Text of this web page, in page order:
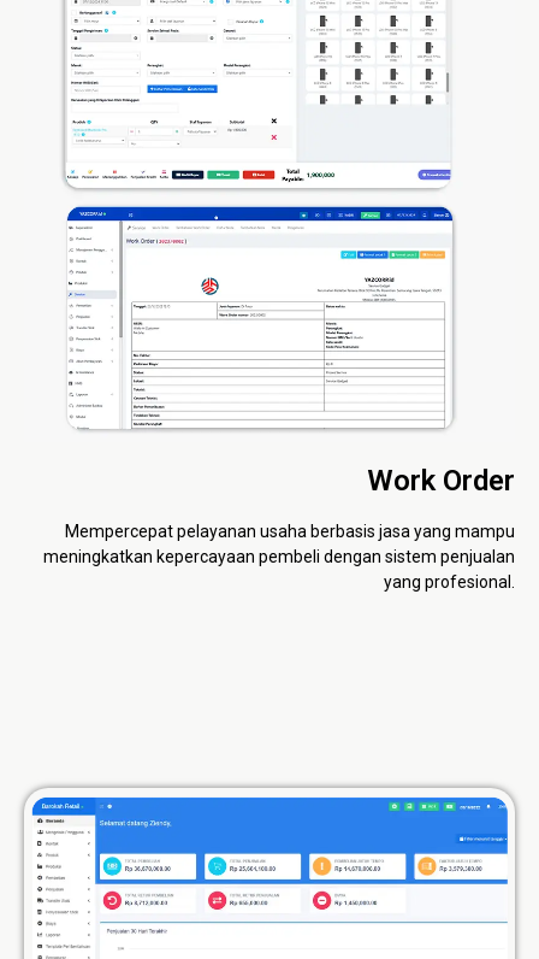
Work Order
Mempercepat pelayanan usaha berbasis jasa yang mampu
meningkatkan kepercayaan pembeli dengan sistem penjualan
yang profesional.